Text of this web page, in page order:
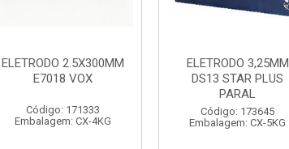
ELETRODO 2.5X300MM
E7018 VOX
Código: 171333
Embalagem: CX-4KG
ELETRODO 3,25MM
DS13 STAR PLUS
PARAL
Código: 173645
Embalagem: CX-5KG